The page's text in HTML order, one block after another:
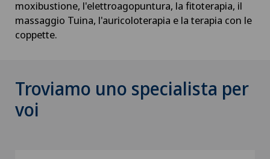
moxibustione, l'elettroagopuntura, la fitoterapia, il
massaggio Tuina, l'auricoloterapia e la terapia con le
coppette.
Troviamo uno specialista per
voi